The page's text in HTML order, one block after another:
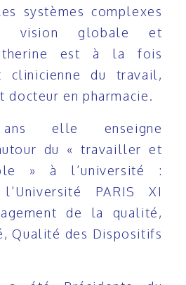
systèmes complexes
vision globale et
est à la fois
clinicienne du travail,
docteur en pharmacie.
elle enseigne
du « travailler et
» à l’université :
PARIS XI
de la qualité,
Qualité des Dispositifs